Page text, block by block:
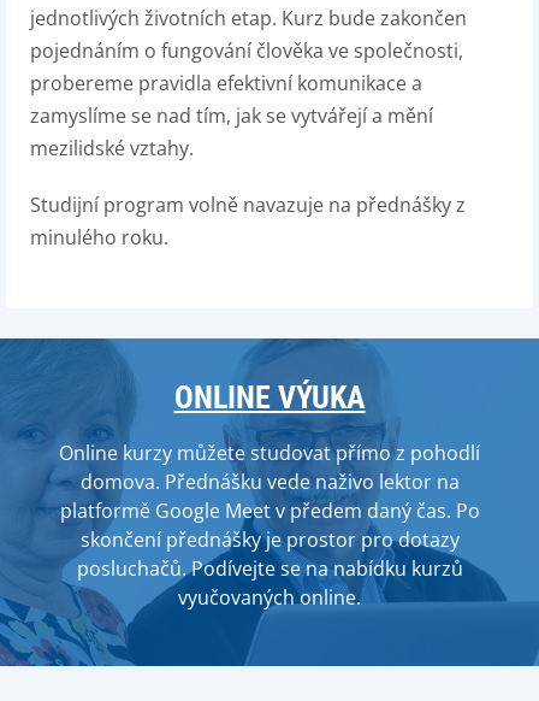
jednotlivých životních etap. Kurz bude zakončen
pojednáním o fungování člověka ve společnosti,
probereme pravidla efektivní komunikace a
zamyslíme se nad tím, jak se vytvářejí a mění
mezilidské vztahy.
Studijní program volně navazuje na přednášky z
minulého roku.
ONLINE VÝUKA
Online kurzy můžete studovat přímo z pohodlí
domova. Přednášku vede naživo lektor na
platformě Google Meet v předem daný čas. Po
skončení přednášky je prostor pro dotazy
posluchačů. Podívejte se na nabídku kurzů
vyučovaných online.